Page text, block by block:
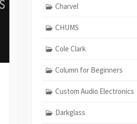
Charvel
CHUMS
Cole Clark
Column for Beginners
Custom Audio Electronics
Darkglass